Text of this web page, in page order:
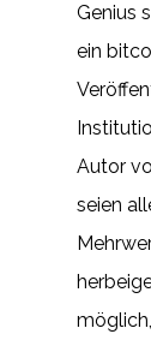
Genius
ein
Autor
seien